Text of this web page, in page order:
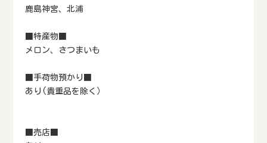
鹿島神宮、北浦
■特産物■
メロン、さつまいも
■手荷物預かり■
あり(貴重品を除く）
■売店■